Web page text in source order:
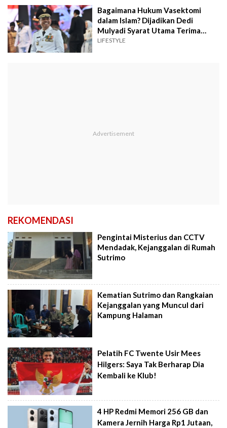
Bagaimana Hukum Vasektomi
dalam Islam? Dijadikan Dedi
Mulyadi Syarat Utama Terima
Bansos
LIFESTYLE
REKOMENDASI
Pengintai Misterius dan CCTV
Mendadak, Kejanggalan di Rumah
Sutrimo
Kematian Sutrimo dan Rangkaian
Kejanggalan yang Muncul dari
Kampung Halaman
Pelatih FC Twente Usir Mees
Hilgers: Saya Tak Berharap Dia
Kembali ke Klub!
4 HP Redmi Memori 256 GB dan
Kamera Jernih Harga Rp1 Jutaan,